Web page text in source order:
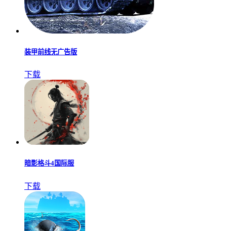
装甲前线无广告版
下载
暗影格斗4国际服
下载